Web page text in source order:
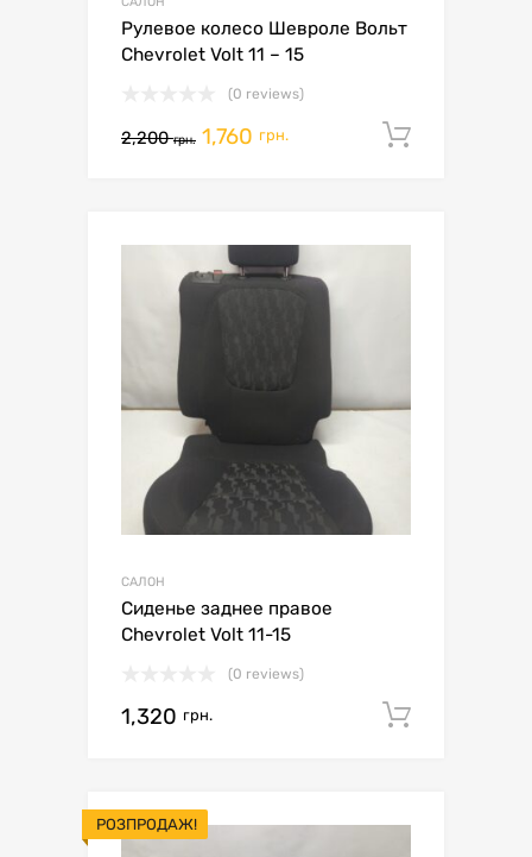
Рулевое колесо Шевроле Вольт
Chevrolet Volt 11 – 15
(0 reviews)
2,200грн. 1,760 грн.
САЛОН
Сиденье заднее правое
Chevrolet Volt 11-15
(0 reviews)
1,320 грн.
РОЗПРОДАЖ!